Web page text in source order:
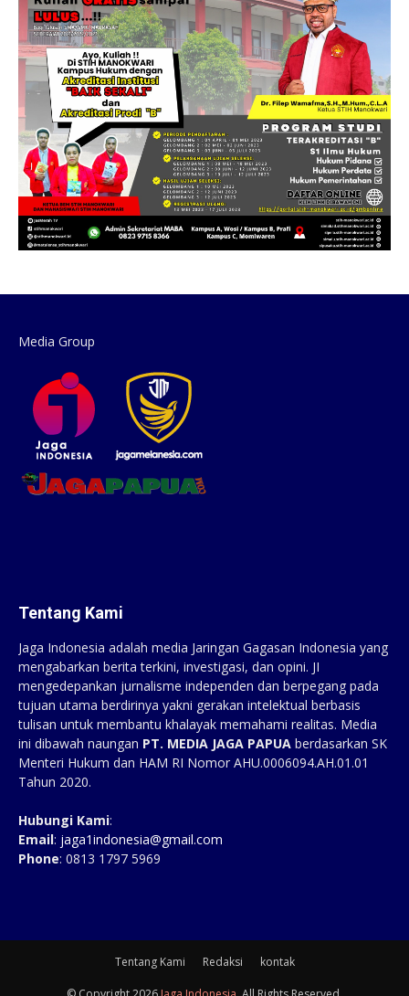
Media Group
Tentang Kami
Jaga Indonesia adalah media Jaringan Gagasan Indonesia yang
mengabarkan berita terkini, investigasi, dan opini. JI
mengedepankan jurnalisme independen dan berpegang pada
tujuan utama berdirinya yakni gerakan intelektual berbasis
tulisan untuk membantu khalayak memahami realitas. Media
ini dibawah naungan PT. MEDIA JAGA PAPUA berdasarkan SK
Menteri Hukum dan HAM RI Nomor AHU.0006094.AH.01.01
Tahun 2020.
Hubungi Kami:
Email: jaga1indonesia@gmail.com
Phone: 0813 1797 5969
Tentang Kami Redaksi kontak